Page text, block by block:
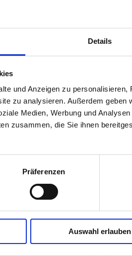
Details
und Anzeigen zu
zu analysieren. Außerdem
Medien, Werbung und
zusammen, die Sie ihnen
Präferenzen
Auswahl erlauben
kt
Gutschein 10 €
10,00€